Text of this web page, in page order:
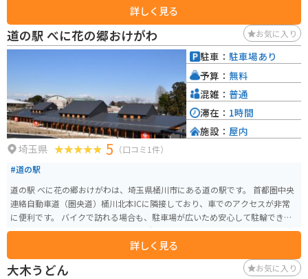
散策にはとても良い場所です。近場には東松山名物のやきとり屋さんも数多
く存在しグルメも堪能できる。
詳しく見る
道の駅 べに花の郷おけがわ お気に入り
埼玉県 5 （口コミ1件）
#道の駅
道の駅 べに花の郷おけがわは、埼玉県桶川市にある道の駅です。 首都圏中央
連絡自動車道（圏央道）桶川北本ICに隣接しており、車でのアクセスが非常
に便利です。 バイクで訪れる場合も、駐車場が広いため安心して駐輪できま
す。 施設内には、地元の農産物直売所やレストラン、カフェなどがあり、地
元の味覚を楽しむことができます。 桶川市はベニバナ（紅花）の生産が盛ん
な地域であり、道の駅 べに花の郷おけがわでも、ベニバナ関連の商品を多数
取り扱っています。 紅花染め体験なども開催されているので、興味のある方
詳しく見る
駐車： 駐車場あり
予算： 無料
混雑： 普通
滞在： 1時間
施設： 屋内
大木うどん お気に入り